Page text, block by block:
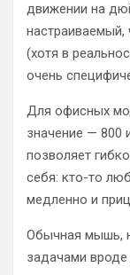
движении на
настраиваемый,
(хотя в
очень
Для офисных
значение — 800
позволяет
себя: кто-то
медленно и
Обычная мышь,
задачами